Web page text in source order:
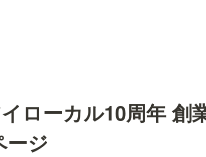
ローカル10周年 創
ージ